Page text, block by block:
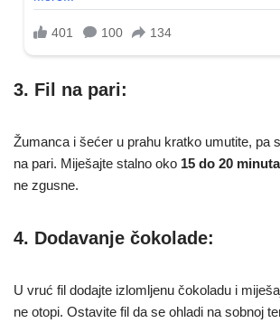
3. Fil na pari:
Žumanca i šećer u prahu kratko umutite, pa
na pari. Miješajte stalno oko 15 do 20 minuta
ne zgusne.
4. Dodavanje čokolade:
U vruć fil dodajte izlomljenu čokoladu i
ne otopi. Ostavite fil da se ohladi na sobnoj